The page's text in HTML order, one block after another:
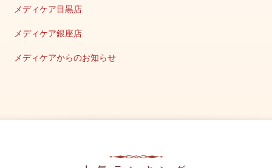
メディケア目黒店
メディケア銀座店
メディケアからのお知らせ